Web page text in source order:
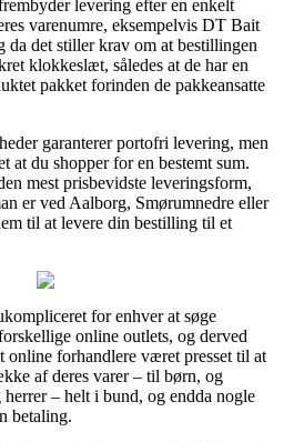
levering efter en enkelt
varenumre, eksempelvis DT Bait
da det stiller krav om at bestillingen
klokkeslæt, således at de har en
pakket forinden de pakkeansatte
garanterer portofri levering, men
du shopper for en bestemt sum.
mest prisbevidste leveringsform,
er ved Aalborg, Smørumnedre eller
til at levere din bestilling til et
for enhver at søge
online outlets, og derved
online forhandlere været presset til at
af deres varer – til børn, og
herrer – helt i bund, og endda nogle
betaling.